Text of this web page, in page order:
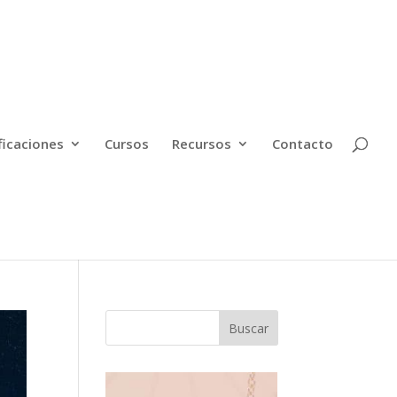
Cursos Recursos Contacto